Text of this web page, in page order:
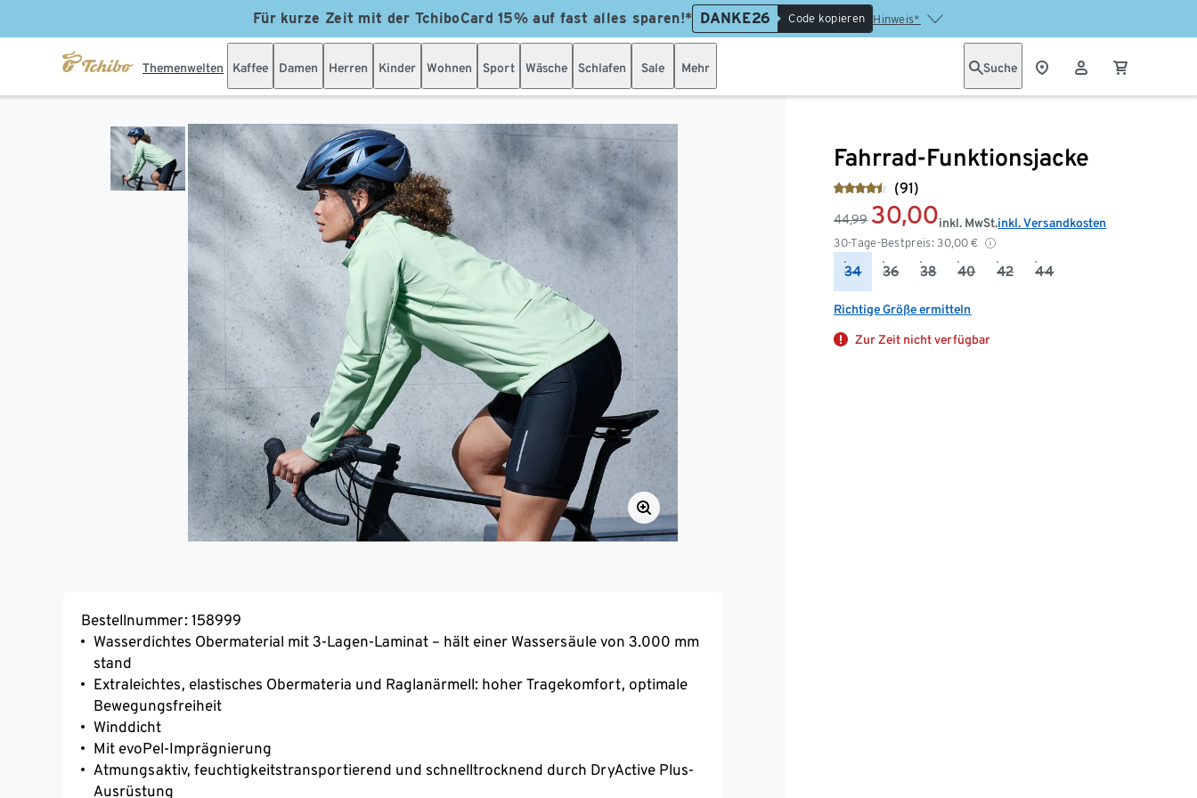
Für kurze Zeit mit der TchiboCard 15% auf fast alles sparen!* DANKE26 Code kopieren Hinweis*
Themenwelten Kaffee Damen Herren Kinder Wohnen Sport Wäsche Schlafen Sale Mehr Suche
Fahrrad-Funktionsjacke
(91)
44,99 30,00
30-Tage-Bestpreis: 30,00 €
inkl. MwSt.inkl. Versandkosten
34 36 38 40 42 44
Richtige Größe ermitteln
Zur Zeit nicht verfügbar
Bestellnummer: 158999
Wasserdichtes Obermaterial mit 3-Lagen-Laminat – hält einer Wassersäule von 3.000 mm
stand
Extraleichtes, elastisches Obermateria und Raglanärmell: hoher Tragekomfort, optimale
Bewegungsfreiheit
Winddicht
Mit evoPel-Imprägnierung
Atmungsaktiv, feuchtigkeitstransportierend und schnelltrocknend durch DryActive Plus-
Ausrüstung